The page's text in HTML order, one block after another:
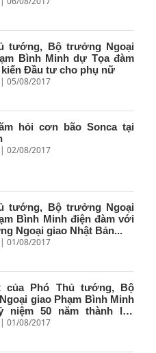
tướng, Bộ trưởng Ngoại
Bình Minh dự Tọa đàm
kiến Đầu tư cho phụ nữ
05/08/2017
hỏi cơn bão Sonca tại
02/08/2017
tướng, Bộ trưởng Ngoại
Bình Minh điện đàm với
Ngoại giao Nhật Bản...
01/08/2017
của Phó Thủ tướng, Bộ
giao Phạm Bình Minh
niệm 50 năm thành lập
01/08/2017